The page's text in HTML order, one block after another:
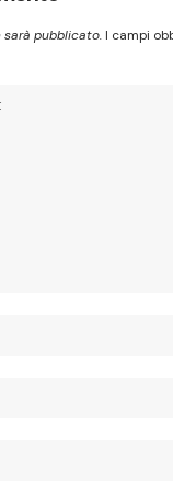
pubblicato. I campi